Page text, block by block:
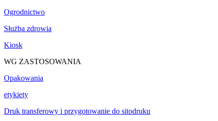
Ogrodnictwo
Służba zdrowia
Kiosk
WG ZASTOSOWANIA
Opakowania
etykiety
Druk transferowy i przygotowanie do sitodruku